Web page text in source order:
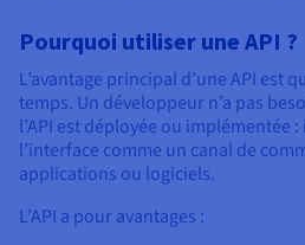
Pourquoi utiliser une API ?
L’avantage principal d’une API est
temps. Un développeur n’a pas
l’API est déployée ou implémentée
l’interface comme un canal de
applications ou logiciels.
L’API a pour avantages :